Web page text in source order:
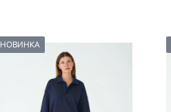
НОВИНКА